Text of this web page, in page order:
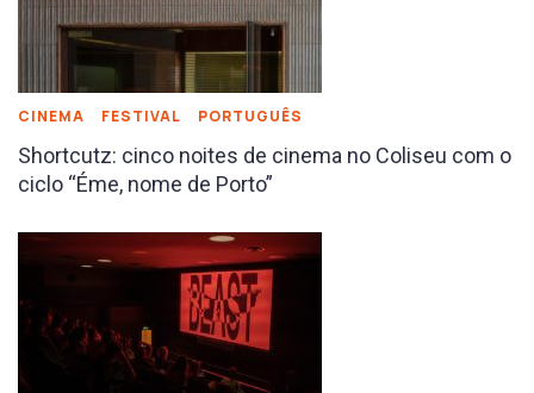
CINEMA FESTIVAL PORTUGUÊS
Shortcutz: cinco noites de cinema no Coliseu com o
ciclo “Éme, nome de Porto”